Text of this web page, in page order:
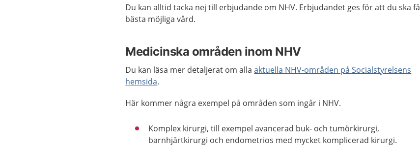
Du kan alltid tacka nej till erbjudande om NHV. Erbjudandet ges för att du ska få
bästa möjliga vård.
Medicinska områden inom NHV
Du kan läsa mer detaljerat om allaaktuella NHV-områden på Socialstyrelsens
hemsida.
Här kommer några exempel på områden som ingår i NHV.
Komplex kirurgi, till exempel avancerad buk- och tumörkirurgi,
barnhjärtkirurgi och endometrios med mycket komplicerad kirurgi.